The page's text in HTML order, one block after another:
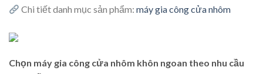
Chi tiết danh mục sản phẩm:máy gia công cửa nhôm
Chọn máy gia công cửa nhôm khôn ngoan theo nhu cầu